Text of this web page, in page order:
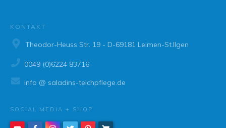
KONTAKT
Theodor-Heuss Str. 19 - D-69181 Leimen-St.Ilgen
0049 (0)6224 83716
info @ saladins-teichpflege.de
SOCIAL MEDIA + SHOP